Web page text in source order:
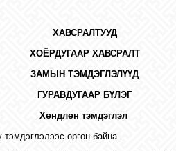
ХАВСРАЛТУУД
ХОЁРДУГААР ХАВСРАЛТ
ЗАМЫН ТЭМДЭГЛЭЛҮҮД
ГУРАВДУГААР БҮЛЭГ
Хөндлөн тэмдэглэл
өргөн байна.